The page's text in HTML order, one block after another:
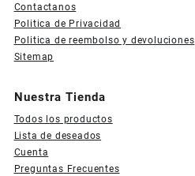
Contactanos
Politica de Privacidad
Politica de reembolso y devoluciones
Sitemap
Nuestra Tienda
Todos los productos
Lista de deseados
Cuenta
Preguntas Frecuentes